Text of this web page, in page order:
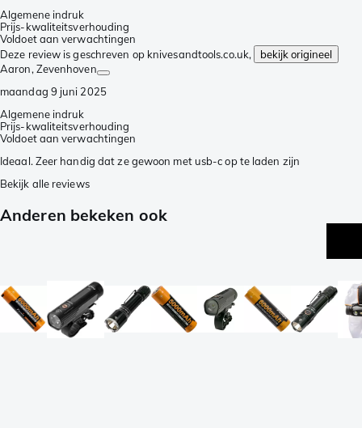
Algemene indruk
Prijs-kwaliteitsverhouding
Voldoet aan verwachtingen
Deze review is geschreven op knivesandtools.co.uk,
bekijk origineel
Aaron, Zevenhoven
maandag 9 juni 2025
Algemene indruk
Prijs-kwaliteitsverhouding
Voldoet aan verwachtingen
Ideaal. Zeer handig dat ze gewoon met usb-c op te laden zijn
Bekijk alle reviews
Anderen bekeken ook